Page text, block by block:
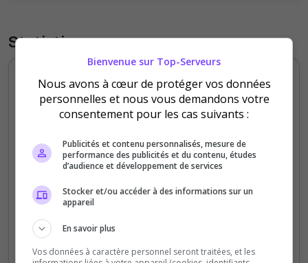
Statistiques
Votes et clics journaliers
0
200
300
Dimanche Lundi Mardi Jeudi Samedi
Bienvenue sur Top-Serveurs
Nous avons à cœur de protéger vos données
personnelles et nous vous demandons votre
consentement pour les cas suivants :
Publicités et contenu personnalisés, mesure de
performance des publicités et du contenu, études
d’audience et développement de services
Stocker et/ou accéder à des informations sur un
appareil
En savoir plus
Vos données à caractère personnel seront traitées, et les